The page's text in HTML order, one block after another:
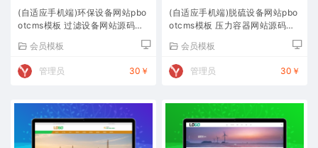
(自适应手机端)环保设备网站pbo
otcms模板 过滤设备网站源码下
会员模板
管理员 30￥
(自适应手机端)脱硫设备网站pbo
otcms模板 压力容器网站源码下
会员模板
管理员 30￥